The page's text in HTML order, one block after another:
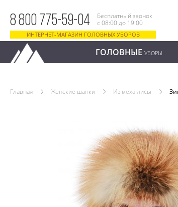
8 800 775-59-04
Бесплатный звонок
с 08:00 до 19:00
ИНТЕРНЕТ-МАГАЗИН ГОЛОВНЫХ УБОРОВ
ГОЛОВНЫЕ УБОРЫ
Главная Женские шапки Из меха лисы